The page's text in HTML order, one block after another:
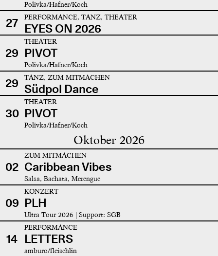
Polivka/Hafner/Koch
27 PERFORMANCE, TANZ, THEATER
EYES ON 2026
29
THEATER
PIVOT
Polivka/Hafner/Koch
29 TANZ, ZUM MITMACHEN
Südpol Dance
30
THEATER
PIVOT
Polivka/Hafner/Koch
Oktober 2026
02
ZUM MITMACHEN
Caribbean Vibes
Salsa, Bachata, Merengue
09
KONZERT
PLH
Ultra Tour 2026 | Support: SGB
14
PERFORMANCE
LETTERS
amburo/fleischlin